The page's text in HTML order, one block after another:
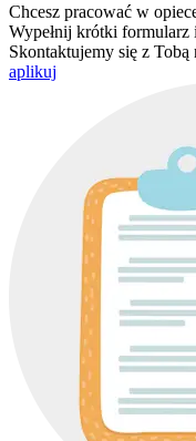
Chcesz pracować w
Wypełnij krótki formularz
Skontaktujemy się z
aplikuj